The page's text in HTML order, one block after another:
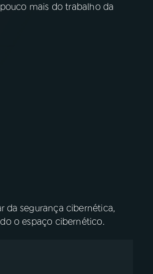
mais do trabalho da
da segurança cibernética,
o espaço cibernético.